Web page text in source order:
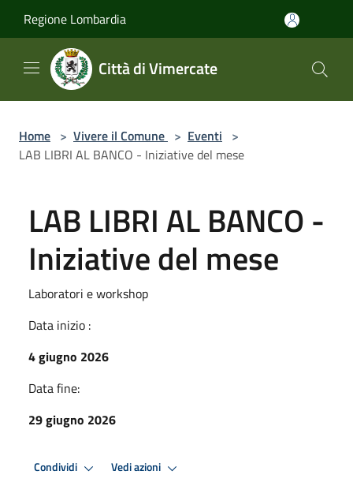
Regione Lombardia
Città di Vimercate
Home > Vivere il Comune > Eventi >
LAB LIBRI AL BANCO - Iniziative del mese
LAB LIBRI AL BANCO -
Iniziative del mese
Laboratori e workshop
Data inizio :
4 giugno 2026
Data fine:
29 giugno 2026
Condividi Vedi azioni